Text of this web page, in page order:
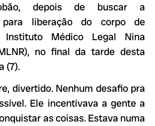
depois de buscar a
para liberação do corpo de
Instituto Médico Legal Nina
no final da tarde desta
(7).
divertido. Nenhum desafio pra
Ele incentivava a gente a
as coisas. Estava numa